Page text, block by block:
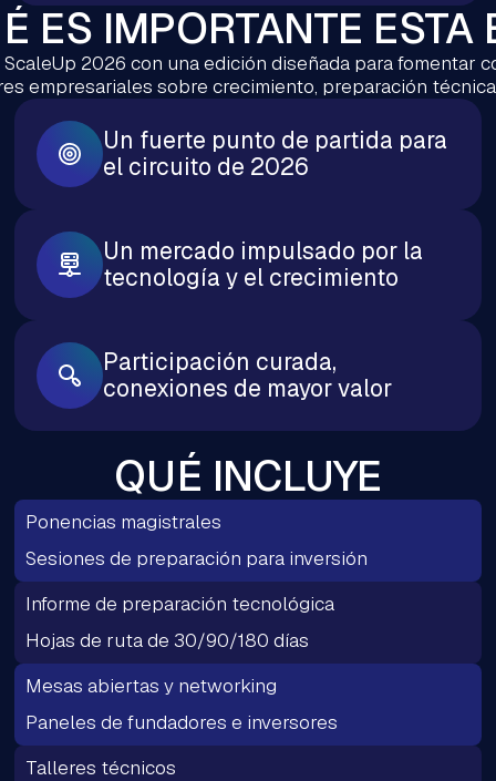
ES IMPORTANTE ESTA
2026 con una edición diseñada para fomentar
empresariales sobre crecimiento, preparación
Un fuerte punto de partida para
el circuito de 2026
Un mercado impulsado por la
tecnología y el crecimiento
Participación curada,
conexiones de mayor valor
QUÉ INCLUYE
Ponencias magistrales
Sesiones de preparación para inversión
Informe de preparación tecnológica
Hojas de ruta de 30/90/180 días
Mesas abiertas y networking
Paneles de fundadores e inversores
Talleres técnicos